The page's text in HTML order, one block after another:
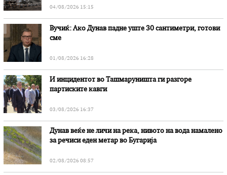
04/08/2026 15:15
Вучиќ: Ако Дунав падне уште 30 сантиметри, готови
сме
01/08/2026 16:28
И инцидентот во Ташмаруништa ги разгоре
партиските кавги
03/08/2026 16:37
Дунав веќе не личи на река, нивото на вода намалено
за речиси еден метар во Бугарија
02/08/2026 08:57